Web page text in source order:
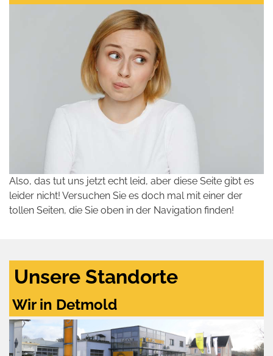
Also, das tut uns jetzt echt leid, aber diese Seite gibt es
leider nicht! Versuchen Sie es doch mal mit einer der
tollen Seiten, die Sie oben in der Navigation finden!
Unsere Standorte
Wir in Detmold